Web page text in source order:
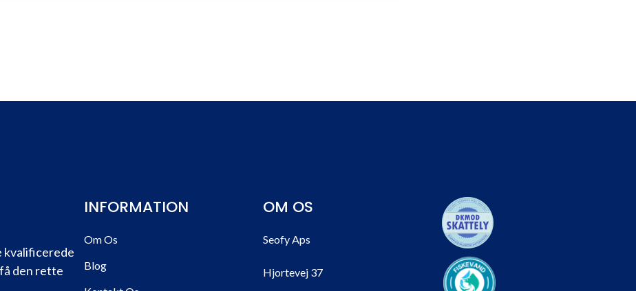
kvalificerede
den rette
INFORMATION
Om Os
Blog
OM OS
Seofy Aps
Hjortevej 37